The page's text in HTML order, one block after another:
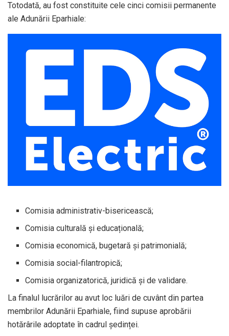
Totodată, au fost constituite cele cinci comisii permanente
ale Adunării Eparhiale:
Comisia administrativ-bisericească;
Comisia culturală și educațională;
Comisia economică, bugetară și patrimonială;
Comisia social-filantropică;
Comisia organizatorică, juridică și de validare.
La finalul lucrărilor au avut loc luări de cuvânt din partea
membrilor Adunării Eparhiale, fiind supuse aprobării
hotărârile adoptate în cadrul ședinței.